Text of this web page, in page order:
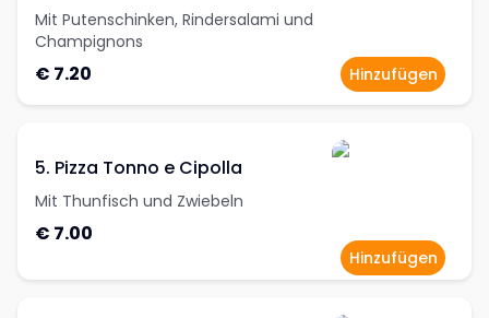
Mit Putenschinken, Rindersalami und
Champignons
€ 7.20 Hinzufügen
5. Pizza Tonno e Cipolla
Mit Thunfisch und Zwiebeln
€ 7.00
Hinzufügen